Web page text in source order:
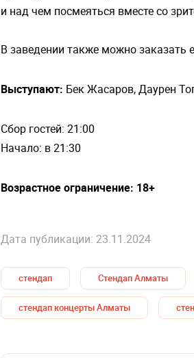
и над чем посмеяться вместе со
В заведении также можно заказать
Выступают: Бек Жасаров, Даурен
Сбор гостей: 21:00
Начало: в 21:30
Возрастное ограничение: 18+
Дата публикации: 23.11.2024
стендап Стендап Алматы
стендап концерты Алматы